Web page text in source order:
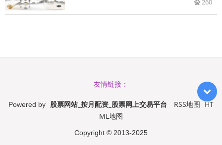
260
友情链接：
Powered by 股票网站_按月配资_股票网上交易平台 RSS地图 HT
ML地图
Copyright © 2013-2025